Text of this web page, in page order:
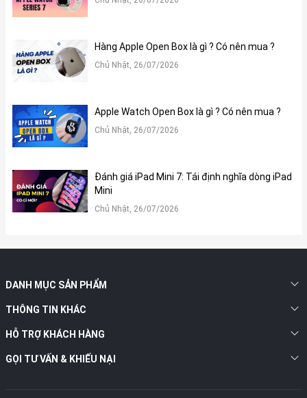
Apple Watch Series 10 sở hữu màn hình OLED góc rộng đầu tiên
của Apple, cho phép hiển thị hình ảnh sáng hơn khi nhìn từ góc
nghiêng, mang đến trải nghiệm xem dễ dàng hơn. Màn hình lớn
hơn.
Hàng Apple Open Box là gì ? Có nên mua ?
Chủ Nhật, 26/07/2026
Apple Watch Open Box là gì ? Có nên mua ?
Chủ Nhật, 26/07/2026
Đánh giá iPad Mini 7: Tái định nghĩa dòng iPad
Mini
Chủ Nhật, 26/07/2026
DANH MỤC SẢN PHẨM
THÔNG TIN KHÁC
HỖ TRỢ KHÁCH HÀNG
GỌI TƯ VẤN & KHIẾU NẠI